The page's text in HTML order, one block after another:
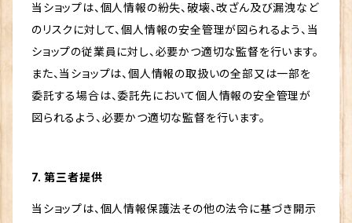
当ショップは、個人情報の紛失、破壊、改ざん及び漏洩など
のリスクに対して、個人情報の安全管理が図られるよう、当
ショップの従業員に対し、必要かつ適切な監督を行います。
また、当ショップは、個人情報の取扱いの全部又は一部を
委託する場合は、委託先において個人情報の安全管理が
図られるよう、必要かつ適切な監督を行います。
7. 第三者提供
当ショップは、個人情報保護法その他の法令に基づき開示